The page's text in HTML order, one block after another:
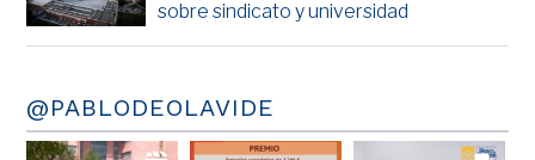
sobre sindicato y universidad
@PABLODEOLAVIDE